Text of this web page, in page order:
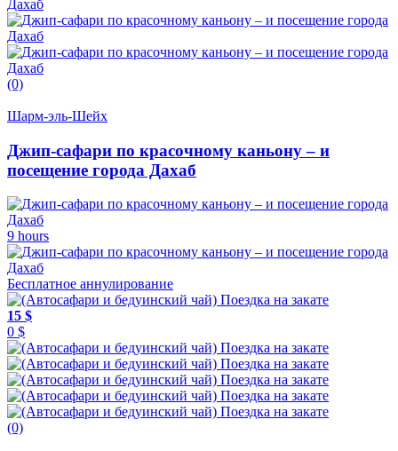
(0)
Шарм-эль-Шейх
Джип-сафари по красочному каньону – и
посещение города Дахаб
9 hours
Бесплатное аннулирование
15 $
0 $
(0)